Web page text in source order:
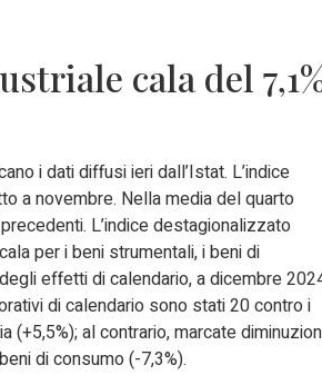
cala del
i dati diffusi ieri dall’Istat. L’indice
a novembre. Nella media del quarto
L’indice destagionalizzato
per i beni strumentali, i beni di
effetti di calendario, a dicembre
di calendario sono stati 20 contro i
(+5,5%); al contrario, marcate
di consumo (-7,3%).